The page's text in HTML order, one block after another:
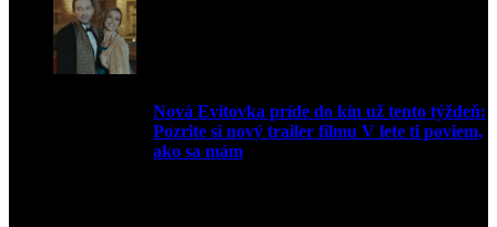
Nová Evitovka príde do kín už tento týždeň:
Pozrite si nový trailer filmu V lete ti poviem,
ako sa mám